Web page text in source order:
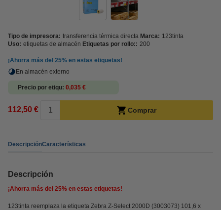
Tipo de impresora: transferencia térmica directa Marca: 123tinta
Uso: etiquetas de almacén Etiquetas por rollo:: 200
¡Ahorra más del 25% en estas etiquetas!
En almacén externo
Precio por etiqu 0,035 €
112,50 € Comprar
DescripciónCaracterísticas
Descripción
¡Ahorra más del 25% en estas etiquetas!
123tinta reemplaza la etiqueta Zebra Z-Select 2000D (3003073) 101,6 x